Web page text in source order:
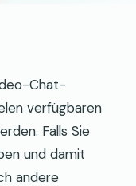
Chat-
verfügbaren
Falls Sie
und damit
andere